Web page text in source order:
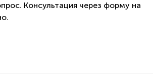
Консультация через форму на